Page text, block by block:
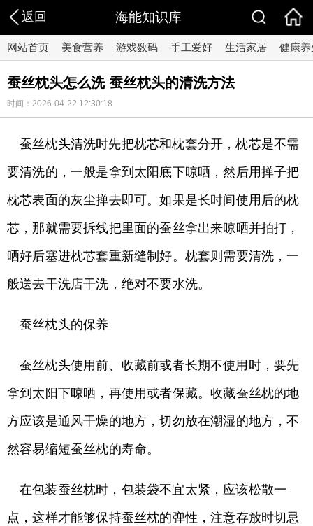
返回 海能知识库
网站首页 美食营养 游戏数码 手工爱好 生活家居 健康养
蚕丝枕头怎么洗 蚕丝枕头的清洗方法
时间：2026-04-22 12:30:18
蚕丝枕头清洗时先把枕芯和枕套分开，枕芯是不需
要清洗的，一般是拿到太阳底下晾晒，然后用掸子把
枕芯表面的灰尘掸去即可。如果是长时间使用后的枕
芯，那就需要拆线把里面的蚕丝拿出来晾晒并拍打，
晒好后塞进枕芯套重新缝制好。枕套则需要清洗，一
般送去干洗店干洗，绝对不要水洗。
蚕丝枕头的保养
蚕丝枕头使用前、收藏前或者长期不使用时，要先
拿到太阳下晾晒，再使用或者保藏。收藏蚕丝枕的地
方应该是通风干燥的地方，切勿放在潮湿的地方，不
然容易缩短蚕丝枕的寿命。
在包装蚕丝枕时，包装袋不宜太紧，应该松散一
点，这样才能够保持蚕丝枕的弹性，注意存放时切忌